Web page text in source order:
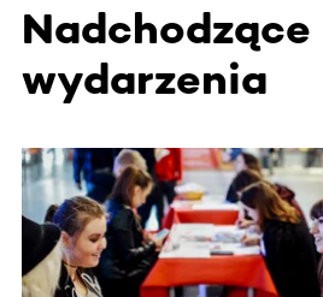
Nadchodzące
wydarzenia
Ta sekcja zawiera treści